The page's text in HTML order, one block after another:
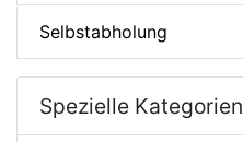
Selbstabholung
Spezielle Kategorien